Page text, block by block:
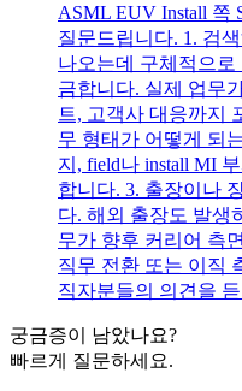
ASML EUV Install 쪽
질문드립니다. 1. 검
나오는데 구체적으
금합니다. 실제 업무
트, 고객사 대응까지
무 형태가 어떻게 되
지, field나 install MI
합니다. 3. 출장이나
다. 해외 출장도 발생
무가 향후 커리어 측
직무 전환 또는 이직
직자분들의 의견을
궁금증이 남았나요?
빠르게 질문하세요.